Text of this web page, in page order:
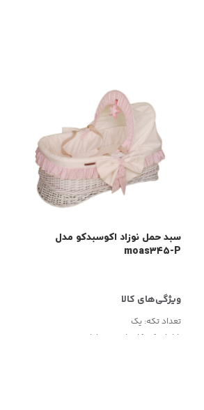
سبد حمل نوزاد اکوسبدکو مدل
moas۳۴۵-P
تعداد تکه:یک
شامل: کریکات (سبد حمل)